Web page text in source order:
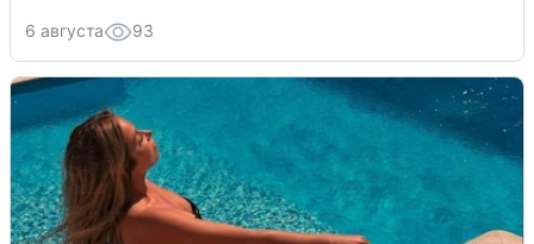
6 августа 93